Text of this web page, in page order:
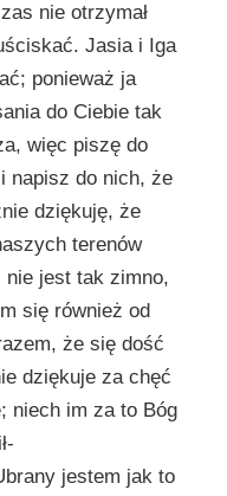
nie otrzymał
Jasia i Iga
ponieważ ja
do Ciebie tak
więc piszę do
napisz do nich, że
dziękuję, że
terenów
jest tak zimno,
się również od
że się dość
dziękuje za chęć
niech im za to Bóg
jestem jak to